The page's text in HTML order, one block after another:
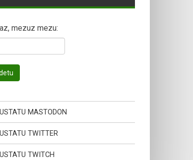
mezuz mezu:
MASTODON
TWITTER
TWITCH